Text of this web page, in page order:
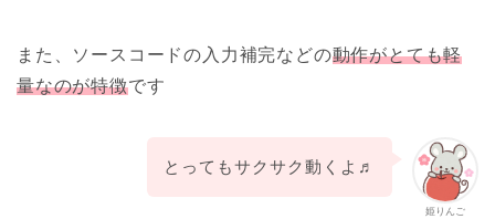
また、ソースコードの入力補完などの動作がとても軽
量なのが特徴です
姫りんご
とってもサクサク動くよ♬